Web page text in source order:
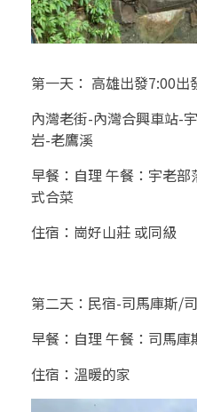
第一天： 高雄出發7:00出
內灣老街-內灣合興車站-
岩-老鷹溪
早餐：自理 午餐：宇老
式合菜
住宿：崗好山莊 或同級
第二天：民宿-司馬庫斯/
早餐：自理 午餐：司馬
住宿：溫暖的家